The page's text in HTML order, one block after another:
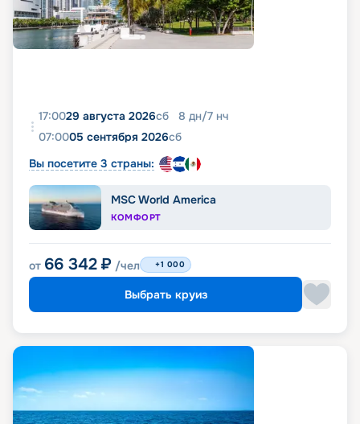
17:0029 августа 2026сб 8 дн/7 нч
07:0005 сентября 2026сб
Вы посетите 3 страны:
MSC World America
КОМФОРТ
от 66 342 ₽ /чел +1 000
Выбрать круиз